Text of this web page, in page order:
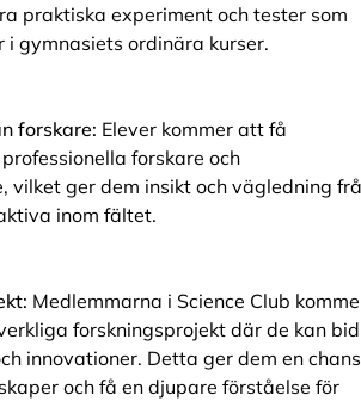
praktiska experiment och tester som
i gymnasiets ordinära kurser.
forskare: Elever kommer att få
forskare och
vilket ger dem insikt och vägledning
inom fältet.
Medlemmarna i Science Club
forskningsprojekt där de kan
innovationer. Detta ger dem en
och få en djupare förståelse för